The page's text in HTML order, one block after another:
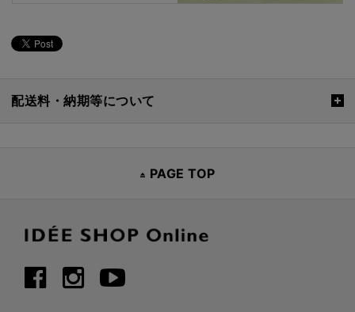
配送料・納期等について
PAGE TOP